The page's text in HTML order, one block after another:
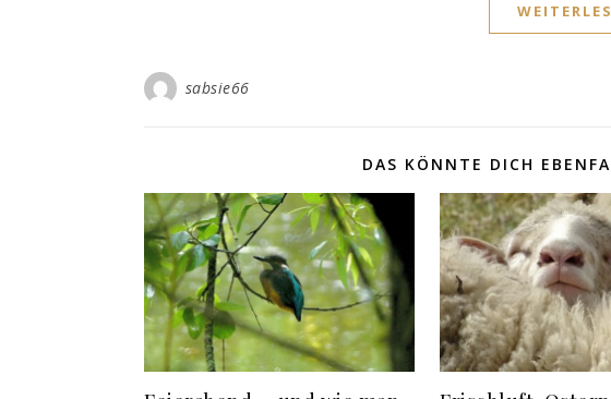
sabsie66
DAS KÖNNTE DICH